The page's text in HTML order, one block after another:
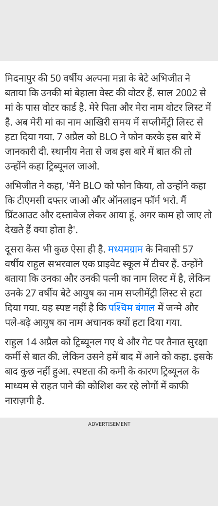
मिदनापुर की 50 वर्षीय अल्पना मन्ना के बेटे अभिजीत ने
बताया कि उनकी मां बेहाला वेस्ट की वोटर हैं. साल 2002 से
मां के पास वोटर कार्ड है. मेरे पिता और मेरा नाम वोटर लिस्ट में
है. अब मेरी मां का नाम आखिरी समय में सप्लीमेंट्री लिस्ट से
हटा दिया गया. 7 अप्रैल को BLO ने फोन करके इस बारे में
जानकारी दी. स्थानीय नेता से जब इस बारे में बात की तो
उन्होंने कहा ट्रिब्यूनल जाओ.
अभिजीत ने कहा, 'मैंने BLO को फोन किया, तो उन्होंने कहा
कि टीएमसी दफ्तर जाओ और ऑनलाइन फॉर्म भरो. मैं
प्रिंटआउट और दस्तावेज लेकर आया हूं. अगर काम हो जाए तो
देखते हैं क्या होता है'.
दूसरा केस भी कुछ ऐसा ही है. मध्यमग्रामके निवासी 57
वर्षीय राहुल सभरवाल एक प्राइवेट स्कूल में टीचर हैं. उन्होंने
बताया कि उनका और उनकी पत्नी का नाम लिस्ट में है, लेकिन
उनके 27 वर्षीय बेटे आयुष का नाम सप्लीमेंट्री लिस्ट से हटा
दिया गया. यह स्पष्ट नहीं है किपश्चिम बंगालमें जन्मे और
पले-बढ़े आयुष का नाम अचानक क्यों हटा दिया गया.
राहुल 14 अप्रैल को ट्रिब्यूनल गए थे और गेट पर तैनात सुरक्षा
कर्मी से बात की. लेकिन उसने हमें बाद में आने को कहा. इसके
बाद कुछ नहीं हुआ. स्पष्टता की कमी के कारण ट्रिब्यूनल के
माध्यम से राहत पाने की कोशिश कर रहे लोगों में काफी
नाराज़गी है.
ADVERTISEMENT